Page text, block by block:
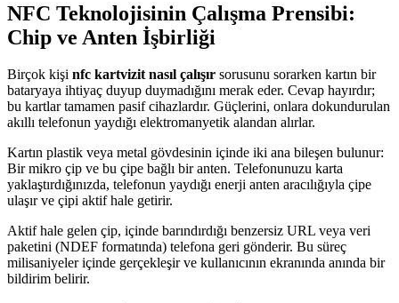
NFC Teknolojisinin Çalışma Prensibi:
Chip ve Anten İşbirliği
Birçok kişi nfc kartvizit nasıl çalışır sorusunu sorarken kartın bir
bataryaya ihtiyaç duyup duymadığını merak eder. Cevap hayırdır;
bu kartlar tamamen pasif cihazlardır. Güçlerini, onlara dokundurulan
akıllı telefonun yaydığı elektromanyetik alandan alırlar.
Kartın plastik veya metal gövdesinin içinde iki ana bileşen bulunur:
Bir mikro çip ve bu çipe bağlı bir anten. Telefonunuzu karta
yaklaştırdığınızda, telefonun yaydığı enerji anten aracılığıyla çipe
ulaşır ve çipi aktif hale getirir.
Aktif hale gelen çip, içinde barındırdığı benzersiz URL veya veri
paketini (NDEF formatında) telefona geri gönderir. Bu süreç
milisaniyeler içinde gerçekleşir ve kullanıcının ekranında anında bir
bildirim belirir.